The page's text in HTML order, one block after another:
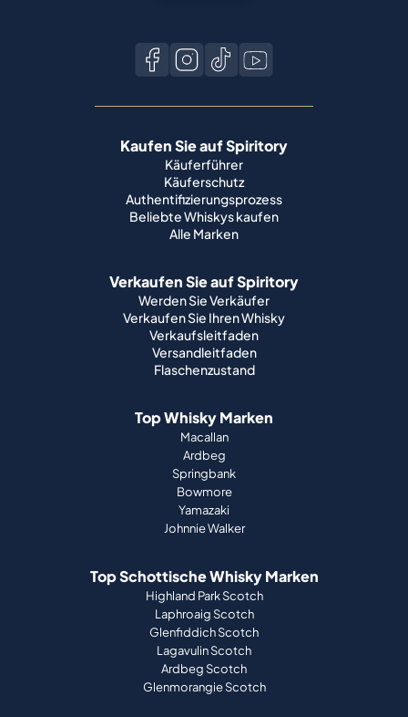
Kaufen Sie auf Spiritory
Käuferführer
Käuferschutz
Authentifizierungsprozess
Beliebte Whiskys kaufen
Alle Marken
Verkaufen Sie auf Spiritory
Werden Sie Verkäufer
Verkaufen Sie Ihren Whisky
Verkaufsleitfaden
Versandleitfaden
Flaschenzustand
Top Whisky Marken
Macallan
Ardbeg
Springbank
Bowmore
Yamazaki
Johnnie Walker
Top Schottische Whisky Marken
Highland Park Scotch
Laphroaig Scotch
Glenfiddich Scotch
Lagavulin Scotch
Ardbeg Scotch
Glenmorangie Scotch